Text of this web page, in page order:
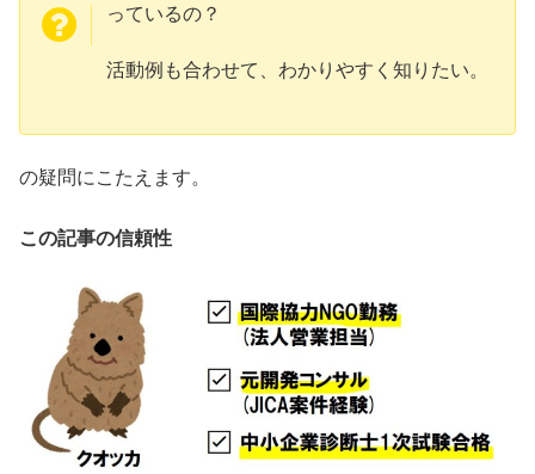
っているの？
活動例も合わせて、わかりやすく知りたい。
の疑問にこたえます。
この記事の信頼性